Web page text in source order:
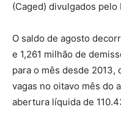
(Caged) divulgados
O saldo de agosto
e 1,261 milhão de
para o mês desde 2013,
vagas no oitavo mês do
abertura líquida de